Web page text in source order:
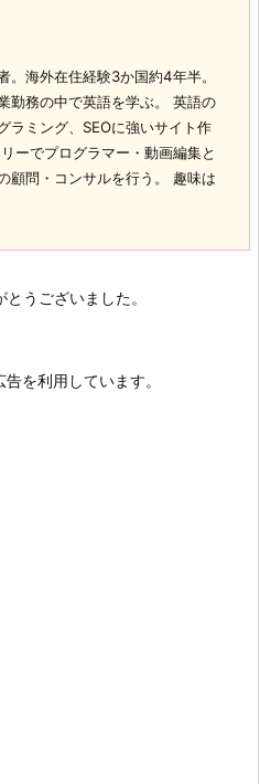
海外在住経験3か国約4年半。
勤務の中で英語を学ぶ。 英語の
ラミング、SEOに強いサイト作
ーでプログラマー・動画編集と
顧問・コンサルを行う。 趣味は
うございました。
を利用しています。